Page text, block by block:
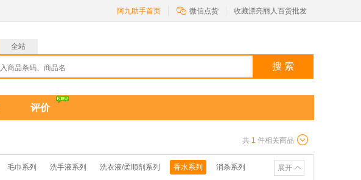
阿九助手首页  微信点货 收藏漂亮丽人百货批发
全站
搜 索
评价
共 1 件相关商品
毛巾系列 洗手液系列 洗衣液/柔顺剂系列 香水系列 消杀系列 展开